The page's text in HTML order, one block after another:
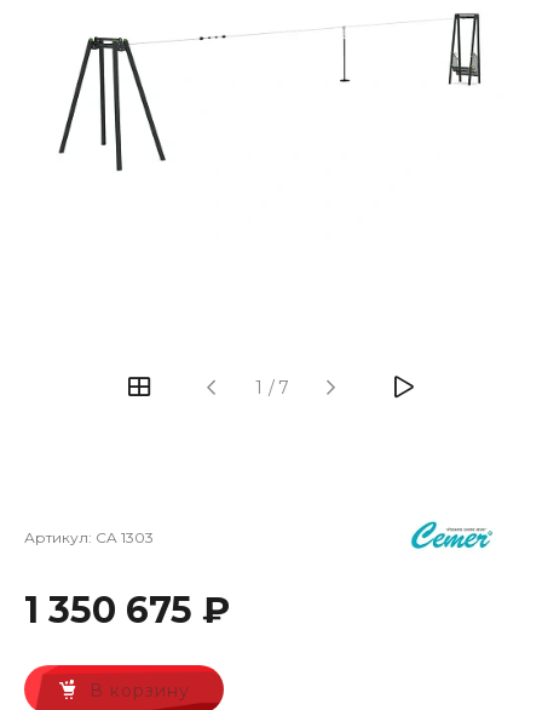
1 / 7
Артикул: CA 1303
1 350 675 ₽
В корзину